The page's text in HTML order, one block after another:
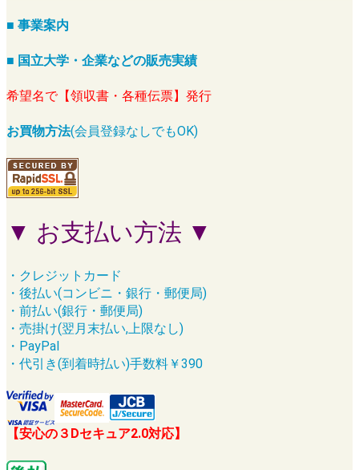
■ 事業案内
■ 国立大学・企業などの販売実績
希望名で【領収書・各種伝票】発行
お買物方法(会員登録なしでもOK)
▼ お支払い方法 ▼
・クレジットカード
・後払い(コンビニ・銀行・郵便局)
・前払い(銀行・郵便局)
・売掛け(翌月末払い,上限なし)
・PayPal
・代引き(到着時払い)手数料￥390
【安心の３Dセキュア2.0対応】